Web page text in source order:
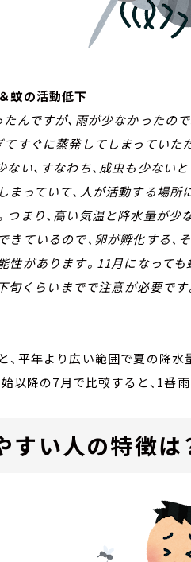
蚊の活動低下
んですが、雨が少なかったの
すぐに蒸発してしまっていた
い、すなわち、成虫も少ない
まっていて、人が活動する場
つまり、高い気温と降水量が少
きているので、卵が孵化する、
性があります。11月になって
旬くらいまでで注意が必要で
平年より広い範囲で夏の降水
以降の7月で比較すると、1番
すい人の特徴は